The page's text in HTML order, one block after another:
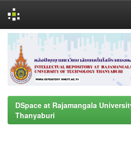
navigation
DSpace at Rajamangala
Thanyaburi